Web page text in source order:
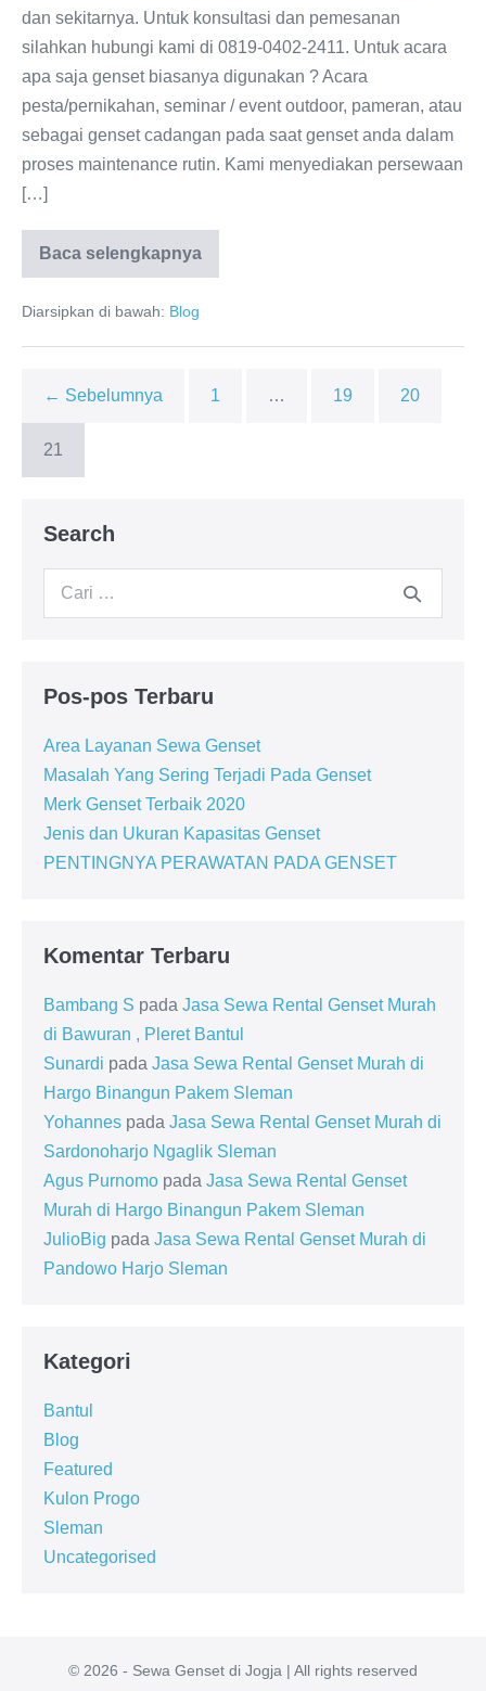
dan sekitarnya. Untuk konsultasi dan pemesanan
silahkan hubungi kami di 0819-0402-2411. Untuk acara
apa saja genset biasanya digunakan ? Acara
pesta/pernikahan, seminar / event outdoor, pameran, atau
sebagai genset cadangan pada saat genset anda dalam
proses maintenance rutin. Kami menyediakan persewaan
[…]
Baca selengkapnya
Diarsipkan di bawah: Blog
← Sebelumnya 1 … 19 20
21
Search
Pos-pos Terbaru
Area Layanan Sewa Genset
Masalah Yang Sering Terjadi Pada Genset
Merk Genset Terbaik 2020
Jenis dan Ukuran Kapasitas Genset
PENTINGNYA PERAWATAN PADA GENSET
Komentar Terbaru
Bambang S pada Jasa Sewa Rental Genset Murah
di Bawuran , Pleret Bantul
Sunardi pada Jasa Sewa Rental Genset Murah di
Hargo Binangun Pakem Sleman
Yohannes pada Jasa Sewa Rental Genset Murah di
Sardonoharjo Ngaglik Sleman
Agus Purnomo pada Jasa Sewa Rental Genset
Murah di Hargo Binangun Pakem Sleman
JulioBig pada Jasa Sewa Rental Genset Murah di
Pandowo Harjo Sleman
Kategori
Bantul
Blog
Featured
Kulon Progo
Sleman
Uncategorised
© 2026 - Sewa Genset di Jogja | All rights reserved